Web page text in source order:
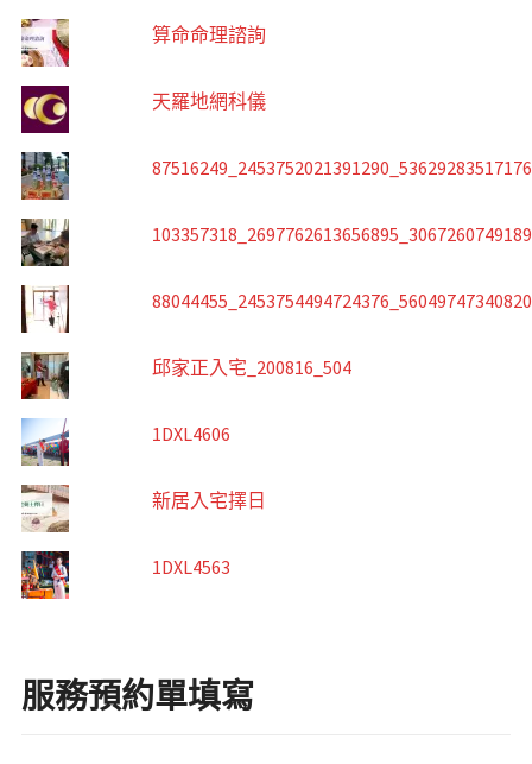
算命命理諮詢
天羅地網科儀
邱家正入宅_200816_504
1DXL4606
新居入宅擇日
1DXL4563
服務預約單填寫